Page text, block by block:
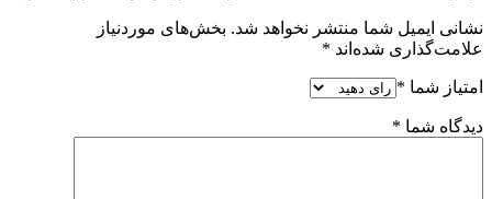
نشانی ایمیل شما منتشر نخواهد شد. بخش‌های موردنیاز
علامت‌گذاری شده‌اند *
امتیاز شما *
دیدگاه شما *